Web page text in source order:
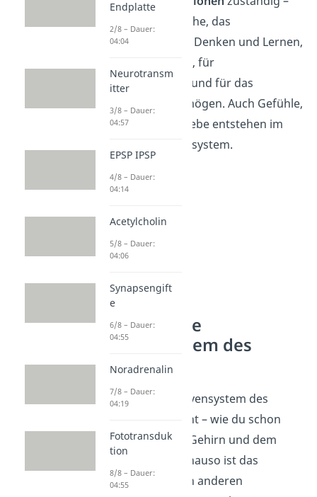
also für die Sprache, das
Bewusstsein, das Denken und Lernen,
für Erinnerungen, für
Aufmerksamkeit und für das
Vorstellungsvermögen. Auch Gefühle,
Wünsche und Triebe entstehen im
zentralen Nervensystem.
Das zentrale
Nervensystem des
Menschen
Das zentrale Nervensystem des
Menschen besteht – wie du schon
weißt – aus dem Gehirn und dem
Rückenmark. Genauso ist das
übrigens bei allen anderen
Endplatte
2/8 – Dauer:
04:04
Neurotransm
itter
3/8 – Dauer:
04:57
EPSP IPSP
4/8 – Dauer:
04:14
Acetylcholin
5/8 – Dauer:
04:06
Synapsengift
e
6/8 – Dauer:
04:55
Noradrenalin
7/8 – Dauer:
04:19
Fototransduk
tion
8/8 – Dauer:
04:55